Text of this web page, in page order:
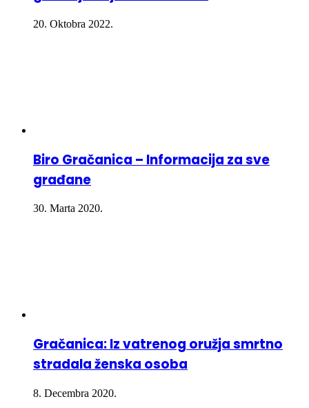
20. Oktobra 2022.
Biro Gračanica – Informacija za sve
građane
30. Marta 2020.
Gračanica: Iz vatrenog oružja smrtno
stradala ženska osoba
8. Decembra 2020.